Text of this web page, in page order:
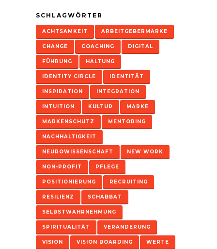
SCHLAGWÖRTER
ACHTSAMKEIT ARBEITGEBERMARKE
CHANGE COACHING DIGITAL
FÜHRUNG HALTUNG
IDENTITY CIRCLE IDENTITÄT
INSPIRATION INTEGRATION
INTUITION KULTUR MARKE
MARKENSCHUTZ MENTORING
NACHHALTIGKEIT
NEUROWISSENSCHAFT NEW WORK
NON-PROFIT PFLEGE
POSITIONIERUNG RECRUITING
RESILIENZ SCHABBAT
SELBSTWAHRNEHMUNG
SPIRITUALITÄT VERÄNDERUNG
VISION VISION BOARDING WERTE